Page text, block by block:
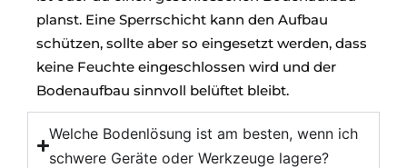
planst. Eine Sperrschicht kann den Aufbau
schützen, sollte aber so eingesetzt werden, dass
keine Feuchte eingeschlossen wird und der
Bodenaufbau sinnvoll belüftet bleibt.
Welche Bodenlösung ist am besten, wenn ich
schwere Geräte oder Werkzeuge lagere?